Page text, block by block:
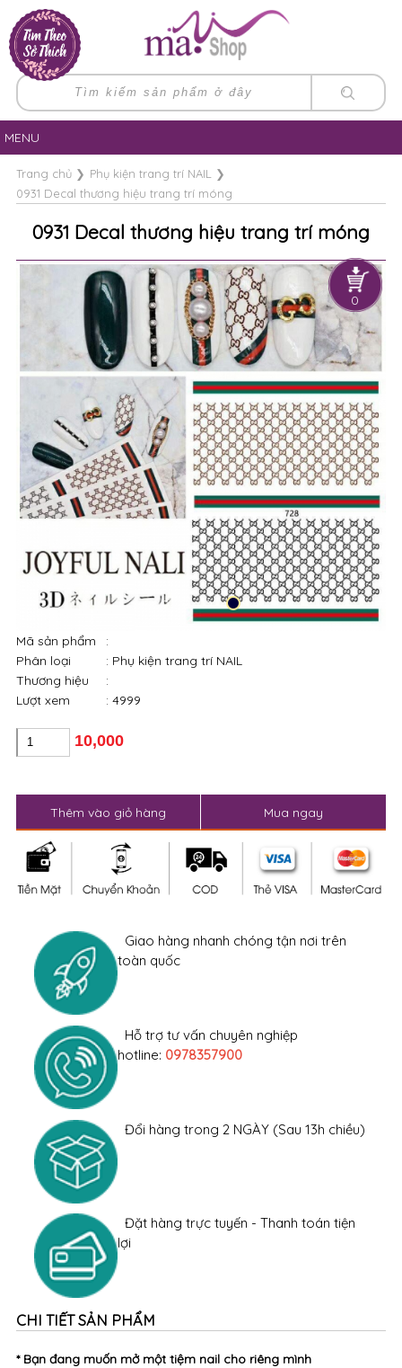
0
MENU
Trang chủ❯ Phụ kiện trang trí NAIL
❯
0931 Decal thương hiệu trang trí móng
0931 Decal thương hiệu trang trí móng
Mã sản phẩm
:
Phân loại
: Phụ kiện trang trí NAIL
Thương hiệu
:
Lượt xem
: 4999
10,000
Thêm vào giỏ hàng Mua ngay
Giao hàng nhanh chóng tận nơi trên
toàn quốc
Hỗ trợ tư vấn chuyên nghiệp
hotline: 0978357900
Đổi hàng trong 2 NGÀY (Sau 13h chiều)
Đặt hàng trực tuyến - Thanh toán tiện
lợi
CHI TIẾT SẢN PHẨM
* Bạn đang muốn mở một tiệm nail cho riêng mình